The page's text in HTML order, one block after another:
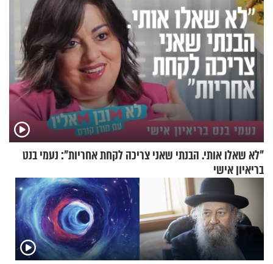
"לא שאלו אותי. הבנתי שאני צריכה לקחת אחריות": נעמי בנט
בריאיון אישי